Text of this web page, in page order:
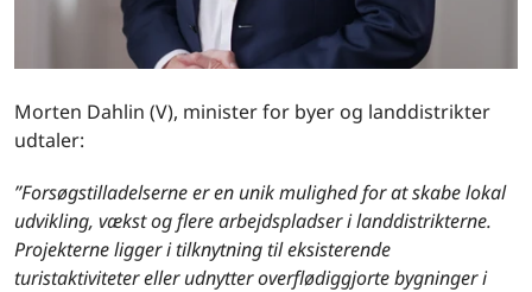
Morten Dahlin (V), minister for byer og landdistrikter
udtaler:
”Forsøgstilladelserne er en unik mulighed for at skabe lokal
udvikling, vækst og flere arbejdspladser i landdistrikterne.
Projekterne ligger i tilknytning til eksisterende
turistaktiviteter eller udnytter overflødiggjorte bygninger i